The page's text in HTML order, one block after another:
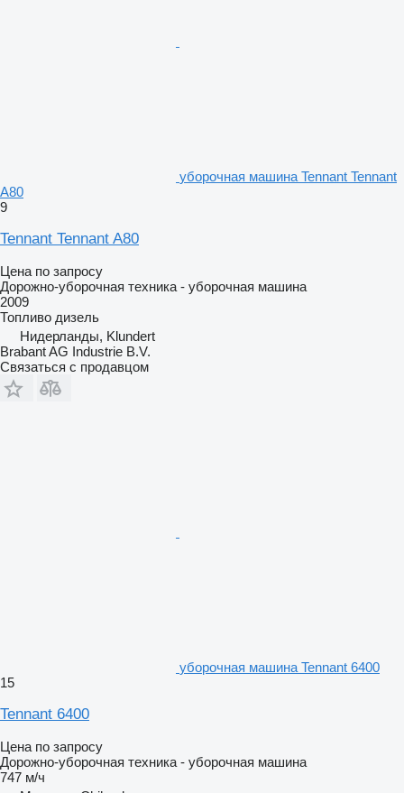
уборочная машина Tennant Tennant
A80
9
Tennant Tennant A80
Цена по запросу
Дорожно-уборочная техника - уборочная машина
2009
Топливо дизель
Нидерланды, Klundert
Brabant AG Industrie B.V.
Связаться с продавцом
уборочная машина Tennant 6400
15
Tennant 6400
Цена по запросу
Дорожно-уборочная техника - уборочная машина
747 м/ч